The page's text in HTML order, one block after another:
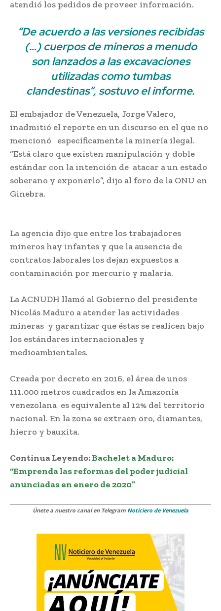
atendió los pedidos de proveer información.
“De acuerdo a las versiones recibidas
(…) cuerpos de mineros a menudo
son lanzados a las excavaciones
utilizadas como tumbas
clandestinas”, sostuvo el informe.
El embajador de Venezuela, Jorge Valero,
inadmitió el reporte en un discurso en el que no
mencionó
específicamente la minería ilegal.
“Está claro que existen manipulación y doble
estándar con la intención de atacar a un estado
soberano y exponerlo”, dijo al foro de la ONU en
Ginebra.
La agencia dijo que entre los trabajadores
mineros hay infantes y que la ausencia de
contratos laborales los dejan expuestos a
contaminación por mercurio y malaria.
La ACNUDH llamó al Gobierno del presidente
Nicolás Maduro a atender las actividades
mineras y garantizar que éstas se realicen bajo
los estándares internacionales y
medioambientales.
Creada por decreto en 2016, el área de unos
111.000 metros cuadrados en la Amazonía
venezolana es equivalente al 12% del territorio
nacional. En la zona se extraen oro, diamantes,
hierro y bauxita.
Continua Leyendo:Bachelet a Maduro:
“Emprenda las reformas del poder judicial
anunciadas en enero de 2020”
Únete a nuestro canal en Telegram Noticiero de Venezuela